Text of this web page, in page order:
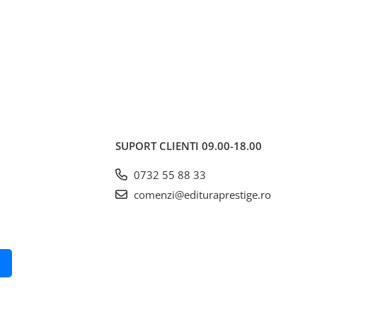
SUPORT CLIENTI 09.00-18.00
0732 55 88 33
comenzi@edituraprestige.ro